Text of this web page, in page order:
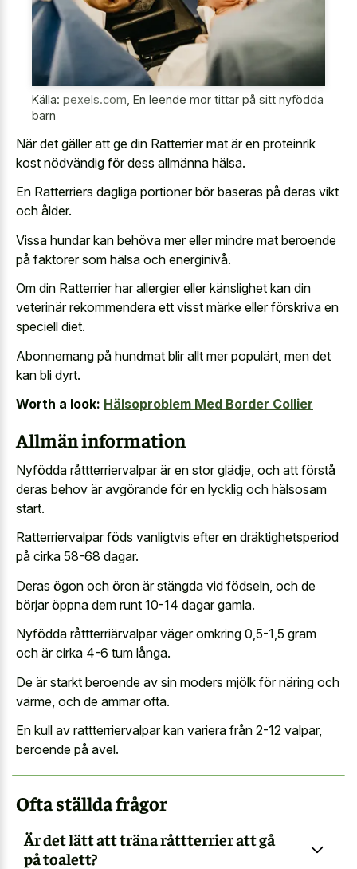
Källa: pexels.com, En leende mor tittar på sitt nyfödda
barn
När det gäller att ge din Ratterrier mat är en proteinrik
kost nödvändig för dess allmänna hälsa.
En Ratterriers dagliga portioner bör baseras på deras vikt
och ålder.
Vissa hundar kan behöva mer eller mindre mat beroende
på faktorer som hälsa och energinivå.
Om din Ratterrier har allergier eller känslighet kan din
veterinär rekommendera ett visst märke eller förskriva en
speciell diet.
Abonnemang på hundmat blir allt mer populärt, men det
kan bli dyrt.
Worth a look: Hälsoproblem Med Border Collier
Allmän information
Nyfödda råttterriervalpar är en stor glädje, och att förstå
deras behov är avgörande för en lycklig och hälsosam
start.
Ratterriervalpar föds vanligtvis efter en dräktighetsperiod
på cirka 58-68 dagar.
Deras ögon och öron är stängda vid födseln, och de
börjar öppna dem runt 10-14 dagar gamla.
Nyfödda råttterriärvalpar väger omkring 0,5-1,5 gram
och är cirka 4-6 tum långa.
De är starkt beroende av sin moders mjölk för näring och
värme, och de ammar ofta.
En kull av rattterriervalpar kan variera från 2-12 valpar,
beroende på avel.
Ofta ställda frågor
Är det lätt att träna råttterrier att gå
på toalett?